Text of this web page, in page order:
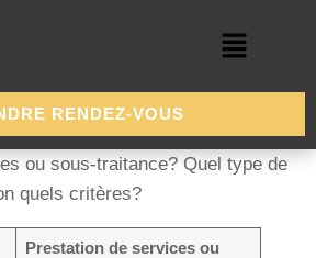
RENDEZ-VOUS
ou sous-traitance? Quel type de
quels critères?
Prestation de services ou